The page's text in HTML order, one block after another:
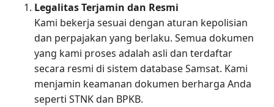
Legalitas Terjamin dan Resmi
Kami bekerja sesuai dengan aturan kepolisian
dan perpajakan yang berlaku. Semua dokumen
yang kami proses adalah asli dan terdaftar
secara resmi di sistem database Samsat. Kami
menjamin keamanan dokumen berharga Anda
seperti STNK dan BPKB.